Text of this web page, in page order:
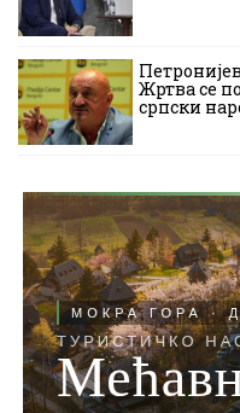
Жртва се
српски